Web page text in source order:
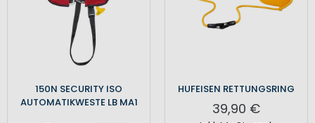
150N SECURITY ISO
AUTOMATIKWESTE LB MA1
HUFEISEN RETTUNGSRING
39,90 €